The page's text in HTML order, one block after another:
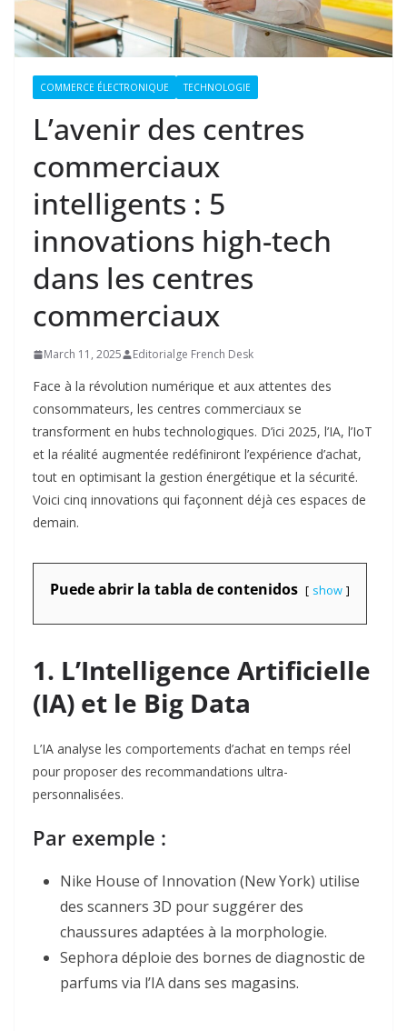
COMMERCE ÉLECTRONIQUE TECHNOLOGIE
L’avenir des centres
commerciaux
intelligents : 5
innovations high-tech
dans les centres
commerciaux
March 11, 2025 Editorialge French Desk
Face à la révolution numérique et aux attentes des
consommateurs, les centres commerciaux se
transforment en hubs technologiques. D’ici 2025, l’IA, l’IoT
et la réalité augmentée redéfiniront l’expérience d’achat,
tout en optimisant la gestion énergétique et la sécurité.
Voici cinq innovations qui façonnent déjà ces espaces de
demain.
Puede abrir la tabla de contenidos show
1. L’Intelligence Artificielle
(IA) et le Big Data
L’IA analyse les comportements d’achat en temps réel
pour proposer des recommandations ultra-
personnalisées.
Par exemple :
Nike House of Innovation (New York) utilise
des scanners 3D pour suggérer des
chaussures adaptées à la morphologie.
Sephora déploie des bornes de diagnostic de
parfums via l’IA dans ses magasins.